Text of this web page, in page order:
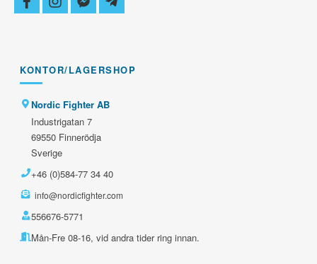
facebookinstagram
facebook-
messenger
telegram-
plane
KONTOR/LAGERSHOP
Nordic Fighter AB
Industrigatan 7
69550 Finnerödja
Sverige
+46 (0)584-77 34 40
info@nordicfighter.com
556676-5771
Mån-Fre 08-16, vid andra tider ring innan.